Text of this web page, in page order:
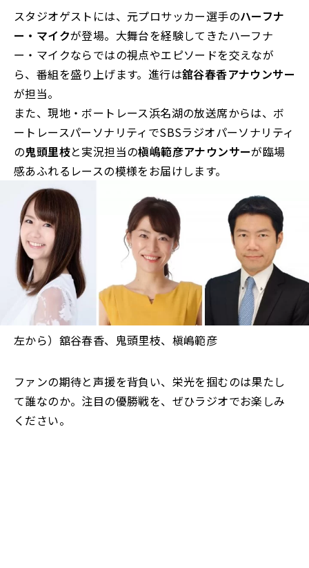
スタジオゲストには、元プロサッカー選手のハーフナ
ー・マイクが登場。大舞台を経験してきたハーフナ
ー・マイクならではの視点やエピソードを交えなが
ら、番組を盛り上げます。進行は舘谷春香アナウンサー
が担当。
また、現地・ボートレース浜名湖の放送席からは、ボ
ートレースパーソナリティでSBSラジオパーソナリティ
の鬼頭里枝と実況担当の槇嶋範彦アナウンサーが臨場
感あふれるレースの模様をお届けします。
左から）舘谷春香、鬼頭里枝、槇嶋範彦
ファンの期待と声援を背負い、栄光を掴むのは果たし
て誰なのか。注目の優勝戦を、ぜひラジオでお楽しみ
ください。